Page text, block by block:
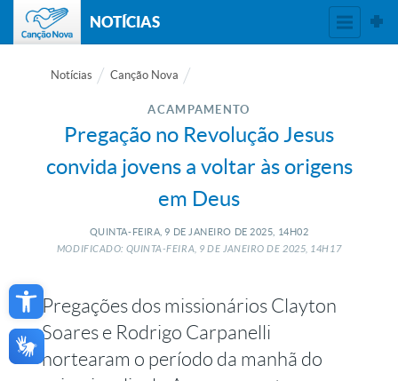
Open toolbar
NOTÍCIAS
Notícias Canção Nova
ACAMPAMENTO
Pregação no Revolução Jesus
convida jovens a voltar às origens
em Deus
QUINTA-FEIRA, 9 DE JANEIRO DE 2025, 14H02
MODIFICADO: QUINTA-FEIRA, 9DE JANEIRO DE2025, 14H17
Pregações dos missionários Clayton
Soares e Rodrigo Carpanelli
nortearam o período da manhã do